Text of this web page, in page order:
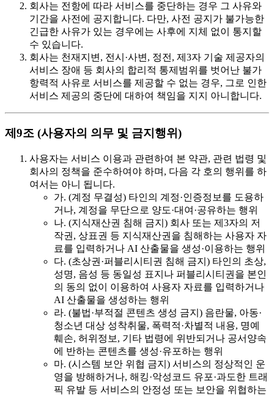
회사는 전항에 따라 서비스를 중단하는 경우 그 사유와
기간을 사전에 공지합니다. 다만, 사전 공지가 불가능한
긴급한 사유가 있는 경우에는 사후에 지체 없이 통지할
수 있습니다.
회사는 천재지변, 전시·사변, 정전, 제3자 기술 제공자의
서비스 장애 등 회사의 합리적 통제범위를 벗어난 불가
항력적 사유로 서비스를 제공할 수 없는 경우, 그로 인한
서비스 제공의 중단에 대하여 책임을 지지 아니합니다.
제9조 (사용자의 의무 및 금지행위)
사용자는 서비스 이용과 관련하여 본 약관, 관련 법령 및
회사의 정책을 준수하여야 하며, 다음 각 호의 행위를 하
여서는 아니 됩니다.
가. (계정 무결성) 타인의 계정·인증정보를 도용하
거나, 계정을 무단으로 양도·대여·공유하는 행위
나. (지식재산권 침해 금지) 회사 또는 제3자의 저
작권, 상표권 등 지식재산권을 침해하는 사용자 자
료를 입력하거나 AI 산출물을 생성·이용하는 행위
다. (초상권·퍼블리시티권 침해 금지) 타인의 초상,
성명, 음성 등 동일성 표지나 퍼블리시티권을 본인
의 동의 없이 이용하여 사용자 자료를 입력하거나
AI 산출물을 생성하는 행위
라. (불법·부적절 콘텐츠 생성 금지) 음란물, 아동·
청소년 대상 성착취물, 폭력적·차별적 내용, 명예
훼손, 허위정보, 기타 법령에 위반되거나 공서양속
에 반하는 콘텐츠를 생성·유포하는 행위
마. (시스템 보안 위협 금지) 서비스의 정상적인 운
영을 방해하거나, 해킹·악성코드 유포·과도한 트래
픽 유발 등 서비스의 안정성 또는 보안을 위협하는